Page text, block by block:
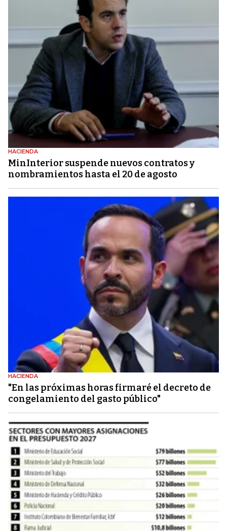
HACIENDA
MinInterior suspende nuevos contratos y
nombramientos hasta el 20 de agosto
HACIENDA
"En las próximas horas firmaré el decreto de
congelamiento del gasto público"